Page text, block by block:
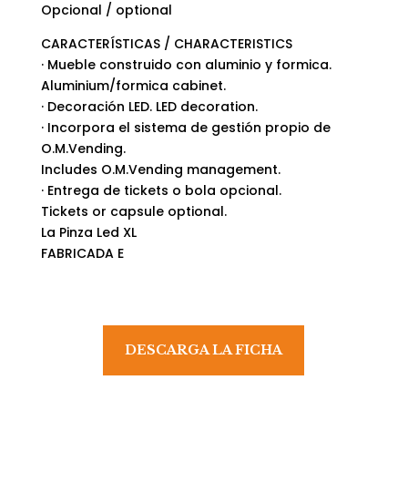
Opcional / optional
CARACTERÍSTICAS / CHARACTERISTICS
· Mueble construido con aluminio y formica.
Aluminium/formica cabinet.
· Decoración LED. LED decoration.
· Incorpora el sistema de gestión propio de
O.M.Vending.
Includes O.M.Vending management.
· Entrega de tickets o bola opcional.
Tickets or capsule optional.
La Pinza Led XL
FABRICADA E
DESCARGA LA FICHA